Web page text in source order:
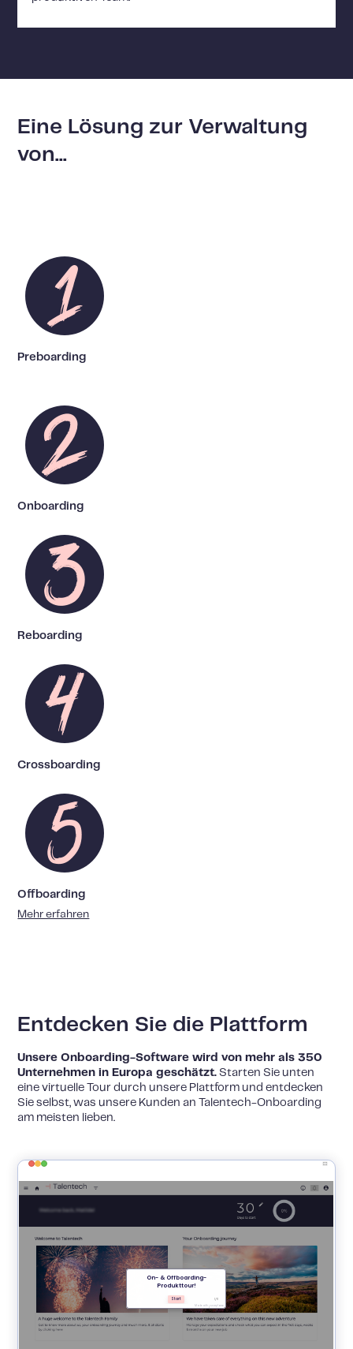
Eine Lösung zur Verwaltung
von...
Preboarding
Onboarding
Reboarding
Crossboarding
Offboarding
Mehr erfahren
Entdecken Sie die Plattform
Unsere Onboarding-Software wird von mehr als 350
Unternehmen in Europa geschätzt. Starten Sie unten
eine virtuelle Tour durch unsere Plattform und entdecken
Sie selbst, was unsere Kunden an Talentech-Onboarding
am meisten lieben.
Onboarding